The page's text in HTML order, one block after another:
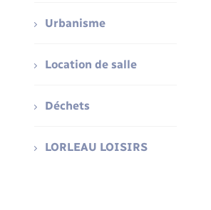
Urbanisme
Location de salle
Déchets
LORLEAU LOISIRS